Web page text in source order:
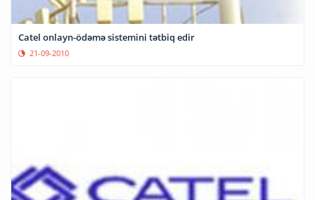
Catel onlayn-ödəmə sistemini tətbiq edir
21-09-2010